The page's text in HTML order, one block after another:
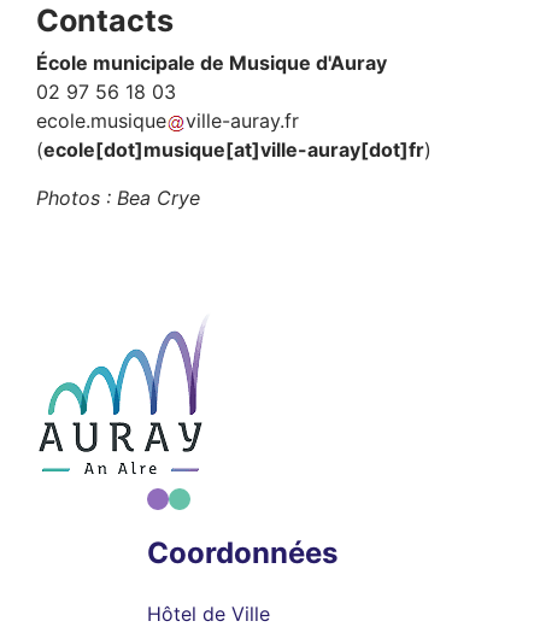
Contacts
École municipale de Musique d'Auray
02 97 56 18 03
ecole.musique ville-auray.fr
(ecole[dot]musique[at]ville-auray[dot]fr)
Photos : Bea Crye
Coordonnées
Hôtel de Ville